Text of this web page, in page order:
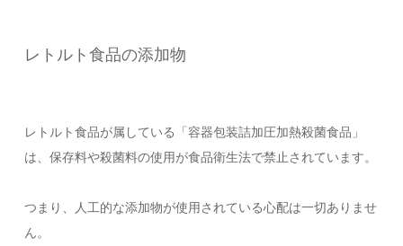
レトルト食品の添加物
レトルト食品が属している「容器包装詰加圧加熱殺菌食品」
は、保存料や殺菌料の使用が食品衛生法で禁止されています。
つまり、人工的な添加物が使用されている心配は一切ありませ
ん。